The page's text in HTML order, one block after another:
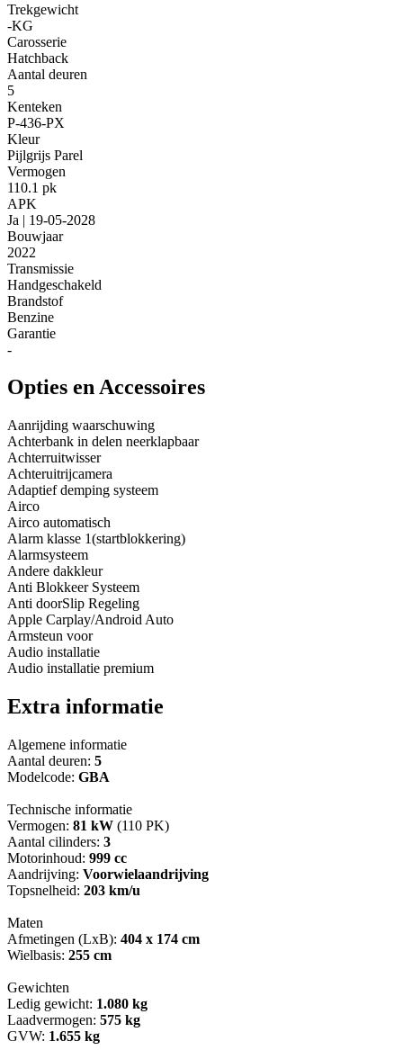
Trekgewicht
-KG
Carosserie
Hatchback
Aantal deuren
5
Kenteken
P-436-PX
Kleur
Pijlgrijs Parel
Vermogen
110.1 pk
APK
Ja | 19-05-2028
Bouwjaar
2022
Transmissie
Handgeschakeld
Brandstof
Benzine
Garantie
-
Opties en Accessoires
Aanrijding waarschuwing
Achterbank in delen neerklapbaar
Achterruitwisser
Achteruitrijcamera
Adaptief demping systeem
Airco
Airco automatisch
Alarm klasse 1(startblokkering)
Alarmsysteem
Andere dakkleur
Anti Blokkeer Systeem
Anti doorSlip Regeling
Apple Carplay/Android Auto
Armsteun voor
Audio installatie
Audio installatie premium
Extra informatie
Algemene informatie
Aantal deuren: 5
Modelcode: GBA
Technische informatie
Vermogen: 81 kW (110 PK)
Aantal cilinders: 3
Motorinhoud: 999 cc
Aandrijving: Voorwielaandrijving
Topsnelheid: 203 km/u
Maten
Afmetingen (LxB): 404 x 174 cm
Wielbasis: 255 cm
Gewichten
Ledig gewicht: 1.080 kg
Laadvermogen: 575 kg
GVW: 1.655 kg